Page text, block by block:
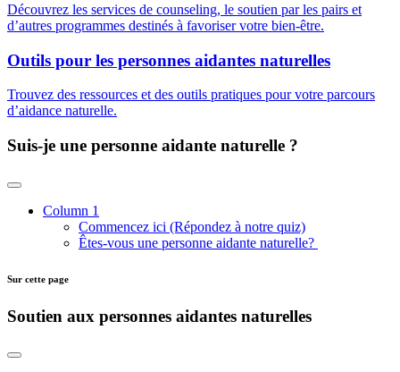
Découvrez les services de counseling, le soutien par les pairs et
d’autres programmes destinés à favoriser votre bien-être.
Outils pour les personnes aidantes naturelles
Trouvez des ressources et des outils pratiques pour votre parcours
d’aidance naturelle.
Suis-je une personne aidante naturelle ?
Column 1
Commencez ici (Répondez à notre quiz)
Êtes-vous une personne aidante naturelle?
Sur cette page
Soutien aux personnes aidantes naturelles